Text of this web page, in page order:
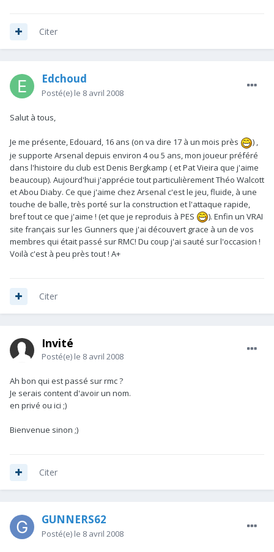
Citer
Edchoud
Posté(e) le 8 avril 2008
Salut à tous,
Je me présente, Edouard, 16 ans (on va dire 17 à un mois près
) ,
je supporte Arsenal depuis environ 4 ou 5 ans, mon joueur préféré
dans l'histoire du club est Denis Bergkamp ( et Pat Vieira que j'aime
beaucoup). Aujourd'hui j'apprécie tout particulièrement Théo Walcott
et Abou Diaby. Ce que j'aime chez Arsenal c'est le jeu, fluide, à une
touche de balle, très porté sur la construction et l'attaque rapide,
bref tout ce que j'aime ! (et que je reproduis à PES
). Enfin un VRAI
site français sur les Gunners que j'ai découvert grace à un de vos
membres qui était passé sur RMC! Du coup j'ai sauté sur l'occasion !
Voilà c'est à peu près tout ! A+
Citer
Invité
Posté(e) le 8 avril 2008
Ah bon qui est passé sur rmc ?
Je serais content d'avoir un nom.
en privé ou ici ;)
Bienvenue sinon ;)
Citer
GUNNERS62
Posté(e) le 8 avril 2008